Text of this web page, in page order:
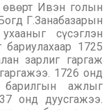
Ивэн голын
Г.Занабазарын
сүсэглэн
1725
зарлиг гаргаж
1726 онд
ажлыг
онд дуусгажээ.